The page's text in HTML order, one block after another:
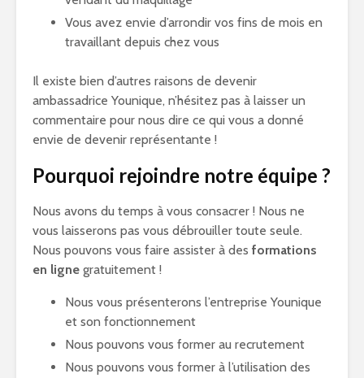
Vous avez envie d’arrondir vos fins de mois en
travaillant depuis chez vous
Il existe bien d’autres raisons de devenir
ambassadrice Younique, n’hésitez pas à laisser un
commentaire pour nous dire ce qui vous a donné
envie de devenir représentante !
Pourquoi rejoindre notre équipe ?
Nous avons du temps à vous consacrer ! Nous ne
vous laisserons pas vous débrouiller toute seule.
Nous pouvons vous faire assister à des formations
en ligne gratuitement !
Nous vous présenterons l’entreprise Younique
et son fonctionnement
Nous pouvons vous former au recrutement
Nous pouvons vous former à l’utilisation des